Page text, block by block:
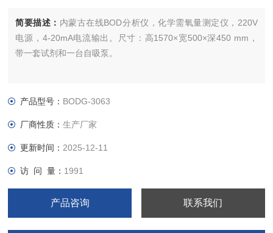
简要描述： 内蒙古在线BOD分析仪，化学需氧量测定仪，220V
电源，4-20mA电流输出。尺寸：高1570×宽500×深450 mm，
带一套试剂和一台自吸泵。
产品型号： BODG-3063
厂商性质：生产厂家
更新时间： 2025-12-11
访 问 量： 1991
产品咨询 联系我们